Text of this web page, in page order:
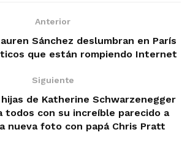
Anterior
Sánchez deslumbran en París
que están rompiendo Internet
Siguiente
de Katherine Schwarzenegger
todos con su increíble parecido a
nueva foto con papá Chris Pratt